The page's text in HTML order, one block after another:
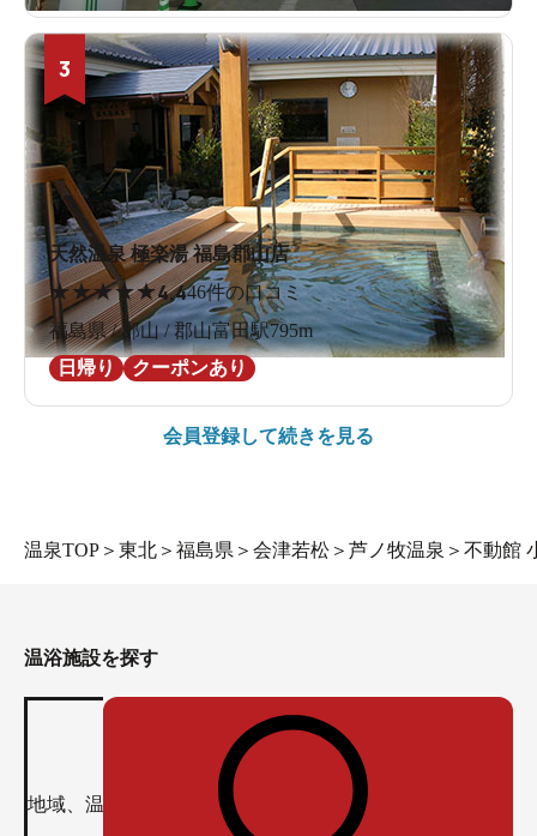
3
天然温泉 極楽湯 福島郡山店
★★★★★4.446件の口コミ
福島県 / 郡山 / 郡山富田駅795m
日帰り
クーポンあり
会員登録して続きを見る
温泉TOP ＞ 東北 ＞ 福島県 ＞ 会津若松 ＞ 芦ノ牧温泉 ＞ 不動館
温浴施設を探す